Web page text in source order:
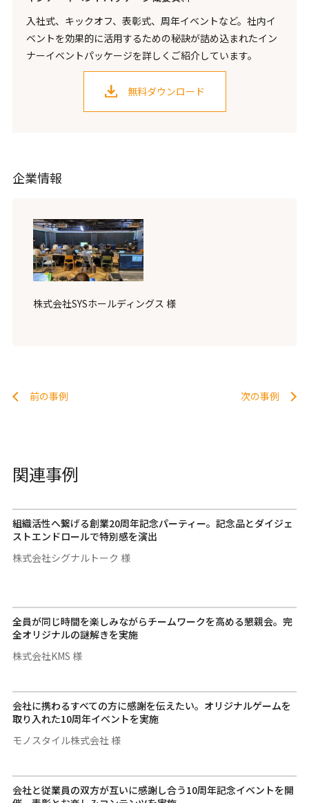
入社式、キックオフ、表彰式、周年イベントなど。社内イ
ベントを効果的に活用するための秘訣が詰め込まれたイン
ナーイベントパッケージを詳しくご紹介しています。
無料ダウンロード
企業情報
株式会社SYSホールディングス 様
前の事例 次の事例
関連事例
組織活性へ繋げる創業20周年記念パーティー。記念品とダイジェ
ストエンドロールで特別感を演出
株式会社シグナルトーク 様
全員が同じ時間を楽しみながらチームワークを高める懇親会。完
全オリジナルの謎解きを実施
株式会社KMS 様
会社に携わるすべての方に感謝を伝えたい。オリジナルゲームを
取り入れた10周年イベントを実施
モノスタイル株式会社 様
会社と従業員の双方が互いに感謝し合う10周年記念イベントを開